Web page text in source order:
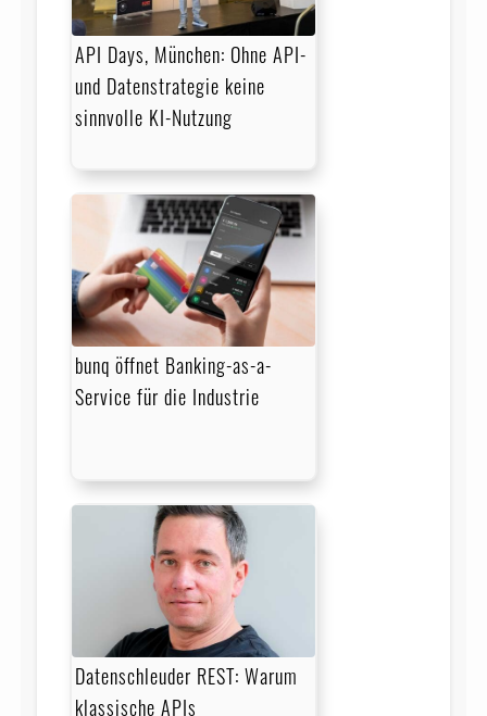
API Days, München: Ohne API-
und Datenstrategie keine
sinnvolle KI-Nutzung
bunq öffnet Banking-as-a-
Service für die Industrie
Datenschleuder REST: Warum
klassische APIs